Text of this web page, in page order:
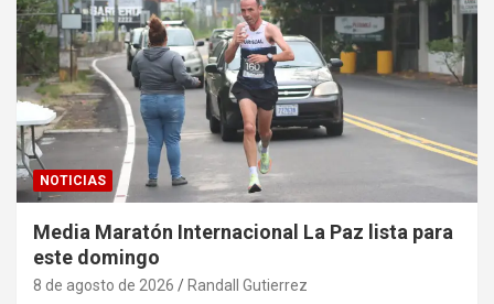
NOTICIAS
Media Maratón Internacional La Paz lista para
este domingo
8 de agosto de 2026 Randall Gutierrez